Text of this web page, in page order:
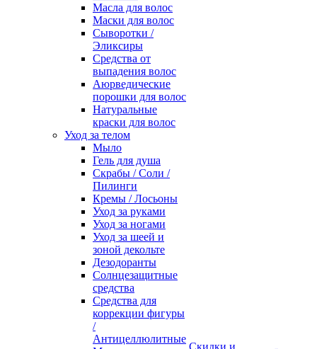
Масла для волос
Маски для волос
Сыворотки /
Эликсиры
Средства от
выпадения волос
Аюрведические
порошки для волос
Натуральные
краски для волос
Уход за телом
Мыло
Гель для душа
Скрабы / Соли /
Пилинги
Кремы / Лосьоны
Уход за руками
Уход за ногами
Уход за шеей и
зоной декольте
Дезодоранты
Солнцезащитные
средства
Средства для
коррекции фигуры
/
Антицеллюлитные
Скидки и